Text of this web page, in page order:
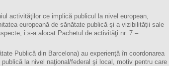
activităţilor ce implică publicul la nivel european,
europeană de sănătate publică şi a vizibilităţii sale
i s-a alocat Pachetul de activităţi nr. 7 –
Publică din Barcelona) au experienţă în coordonarea
la nivel naţional/federal şi local, motiv pentru care